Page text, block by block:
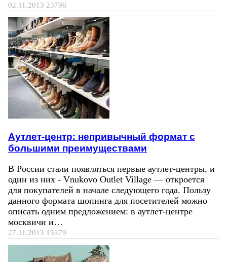
02.11.2013 23796
Аутлет-центр: непривычный формат с
большими преимуществами
В России стали появляться первые аутлет-центры, и
один из них - Vnukovo Outlet Village — откроется
для покупателей в начале следующего года. Пользу
данного формата шопинга для посетителей можно
описать одним предложением: в аутлет-центре
москвичи и…
27.11.2013 15379